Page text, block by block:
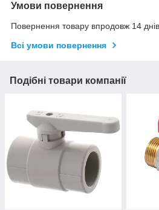
Умови повернення
Повернення товару впродовж 14
Всі умови повернення
Подібні товари компанії